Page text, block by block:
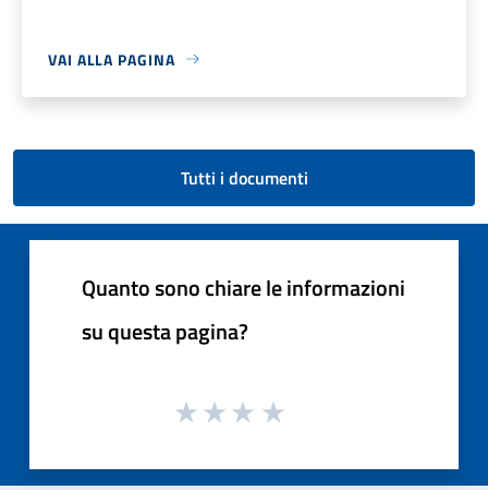
VAI ALLA PAGINA
Tutti i documenti
Quanto sono chiare le informazioni
su questa pagina?